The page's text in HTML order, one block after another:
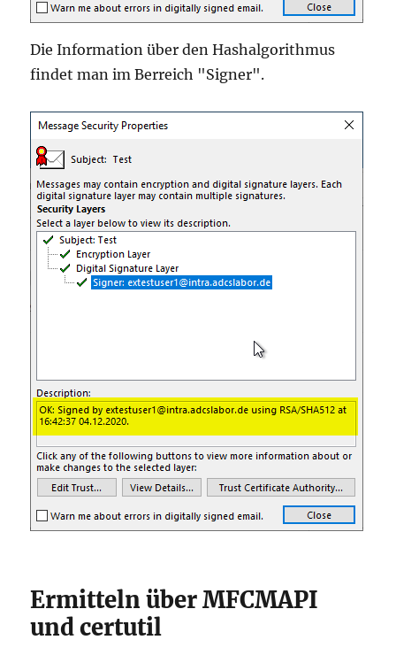
Die Information über den Hashalgorithmus
findet man im Berreich "Signer".
Ermitteln über MFCMAPI
und certutil